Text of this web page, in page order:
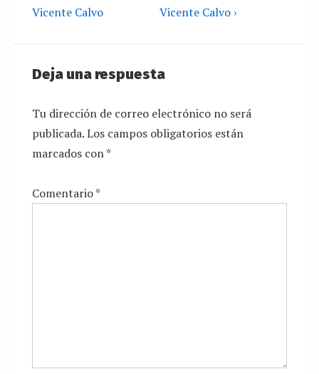
Vicente Calvo
Vicente Calvo ›
Deja una respuesta
Tu dirección de correo electrónico no será
publicada.Los campos obligatorios están
marcados con*
Comentario*